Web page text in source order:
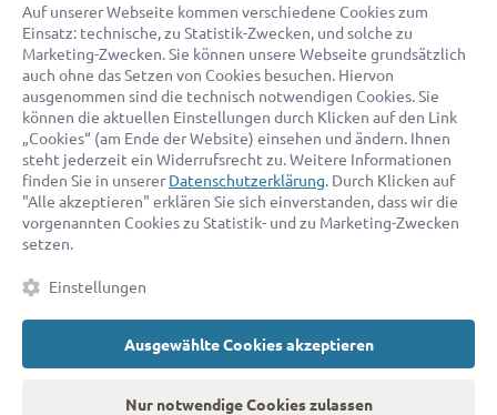
© 2026 advocado - einfach online den passenden Rechtsanwalt finden
Auszeichnungen:
KontaktDatenschutzImpressumFaktenAGB
CookiesBarrierefreiheitserklärung
Auf unserer Webseite kommen verschiedene Cookies zum
Einsatz: technische, zu Statistik-Zwecken, und solche zu
Marketing-Zwecken. Sie können unsere Webseite grundsätzlich
auch ohne das Setzen von Cookies besuchen. Hiervon
ausgenommen sind die technisch notwendigen Cookies. Sie
können die aktuellen Einstellungen durch Klicken auf den Link
„Cookies“ (am Ende der Website) einsehen und ändern. Ihnen
steht jederzeit ein Widerrufsrecht zu. Weitere Informationen
finden Sie in unserer Datenschutzerklärung. Durch Klicken auf
"Alle akzeptieren" erklären Sie sich einverstanden, dass wir die
vorgenannten Cookies zu Statistik- und zu Marketing-Zwecken
setzen.
Einstellungen
Ausgewählte Cookies akzeptieren
Nur notwendige Cookies zulassen